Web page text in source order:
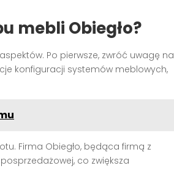
mebli Obiegło?
Po pierwsze, zwróć uwagę na
konfiguracji systemów meblowych,
Firma Obiegło, będąca firmą z
co zwiększa